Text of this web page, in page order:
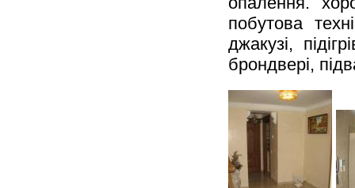
побутова
джакузі,
брондвері,